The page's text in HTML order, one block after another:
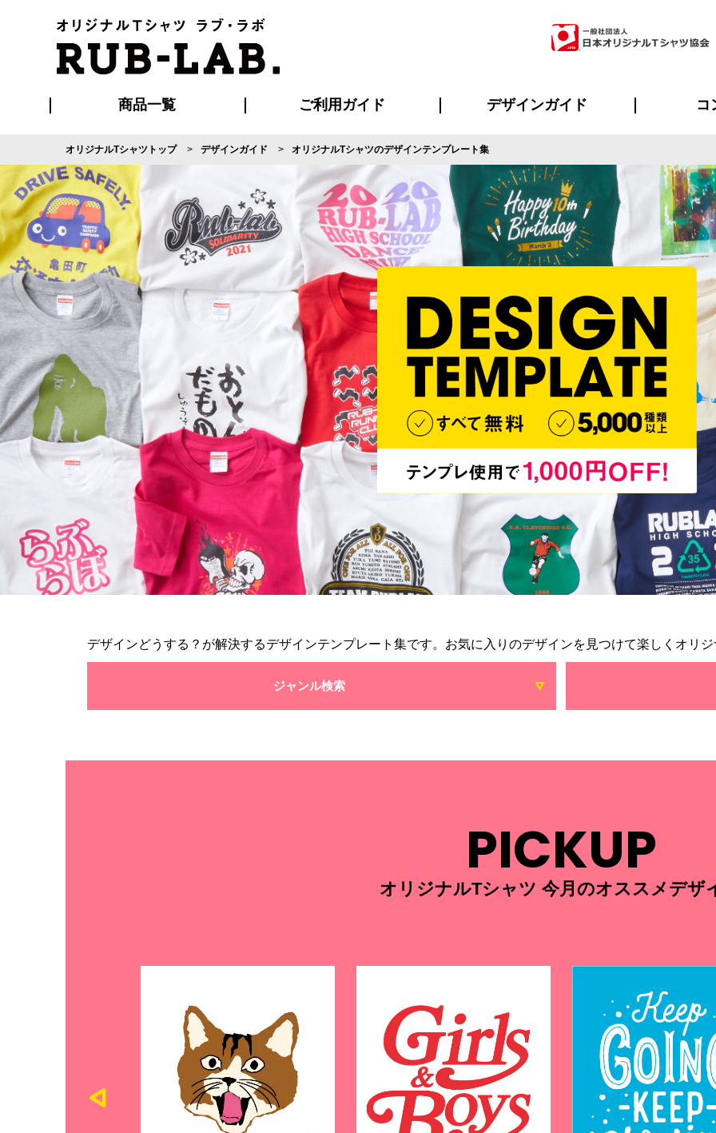
商品一覧
Tシャツ ポロシャツ パーカー・スウェット
ブルゾン・コート セットアップ・ジャージ ツナギ スポー
ハッピ キャップ・バンダナ グッズ全般 の
ご利用ガイド
ご利用ガイド
はじめての方へ
再注文の方へ
お支払い方法について
割引まとめページ
発送・特急サービスについて
版の保管期限について
マイページ会員のメリット
よくあるご質問
デザインガイド
デザイン入稿について
デザイン料について
デザインテンプレート集
デザインシミュレーター
書体一覧（フォント集）
プリント・加工一覧
コ
オリジナルTシャツトップ デザインガイド オリジナルTシャツのデザインテンプレート集
デザインどうする？が解決するデザインテンプレート集です。お気に入りのデザインを見つけて楽しくオリ
ジャンル検索
PICKUP
オリジナルTシャツ 今月のオススメデザ